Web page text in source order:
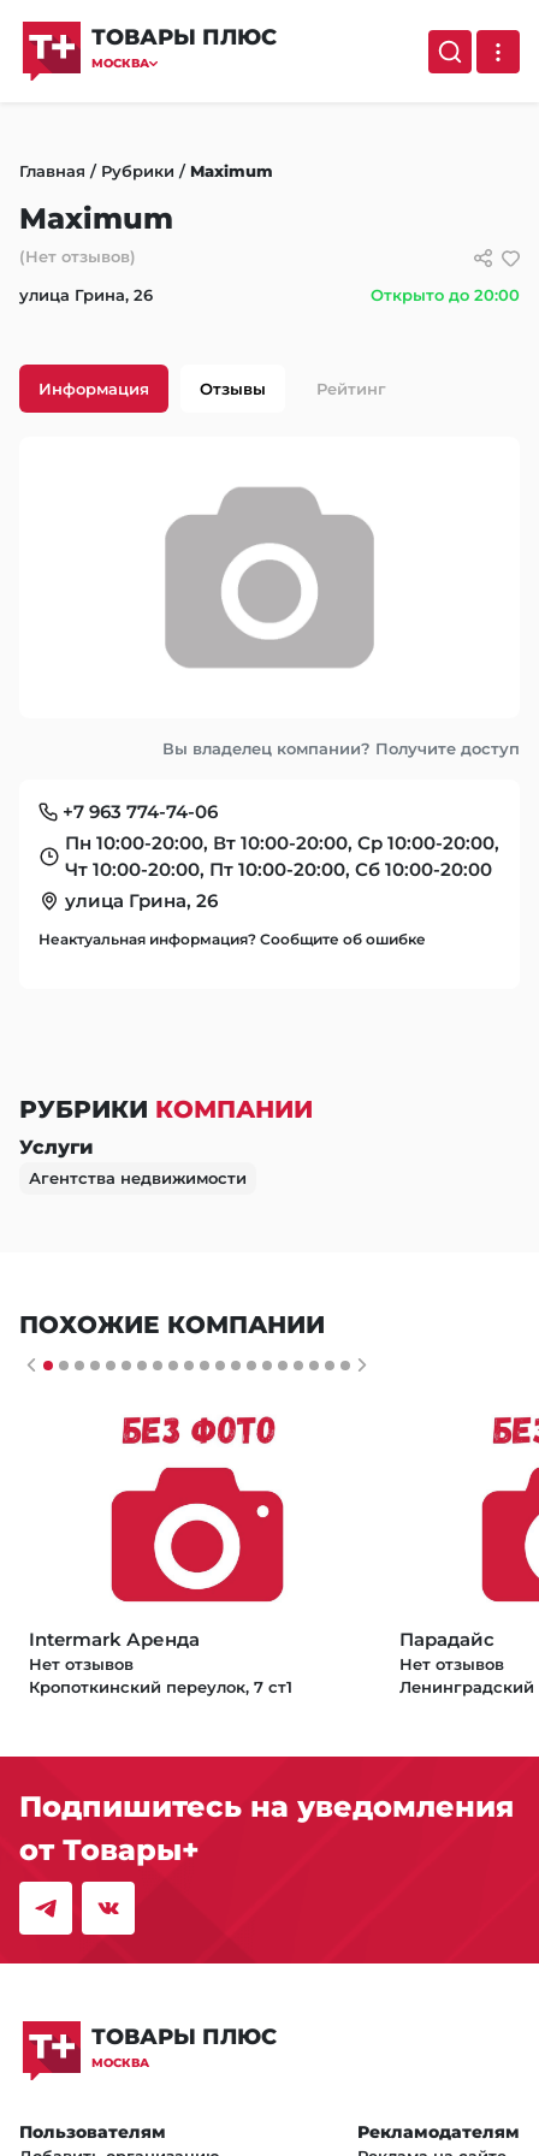
ТОВАРЫ ПЛЮС
МОСКВА
Главная / Рубрики / Maximum
Maximum
(Нет отзывов)
улица Грина, 26
Открыто до 20:00
Информация Отзывы Рейтинг
Вы владелец компании? Получите доступ
+7 963 774-74-06
Пн 10:00-20:00, Вт 10:00-20:00, Ср 10:00-20:00,
Чт 10:00-20:00, Пт 10:00-20:00, Сб 10:00-20:00
улица Грина, 26
Неактуальная информация? Сообщите об ошибке
РУБРИКИ КОМПАНИИ
Услуги
Агентства недвижимости
ПОХОЖИЕ КОМПАНИИ
Intermark Аренда
Нет отзывов
Кропоткинский переулок, 7 ст1
Парадайс
Нет отзывов
Ленинградский
Подпишитесь на уведомления
от Товары+
ТОВАРЫ ПЛЮС
МОСКВА
Пользователям Рекламодателям